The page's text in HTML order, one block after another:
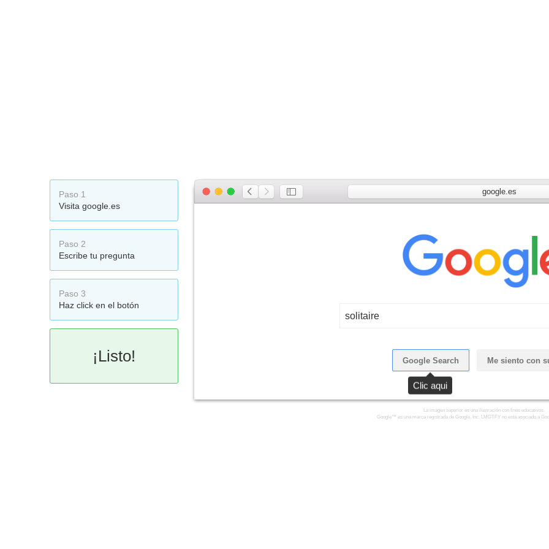
Paso 1
Visita google.es
Paso 2
Escribe tu pregunta
Paso 3
Haz click en el botón
¡Listo!
google.es
solitaire
Google Search Me siento con
La imagen superior es una ilustración con fines educativos.
Google™ es una marca registrada de Google, Inc. LMGTFY no está asociado a
Clic aqui